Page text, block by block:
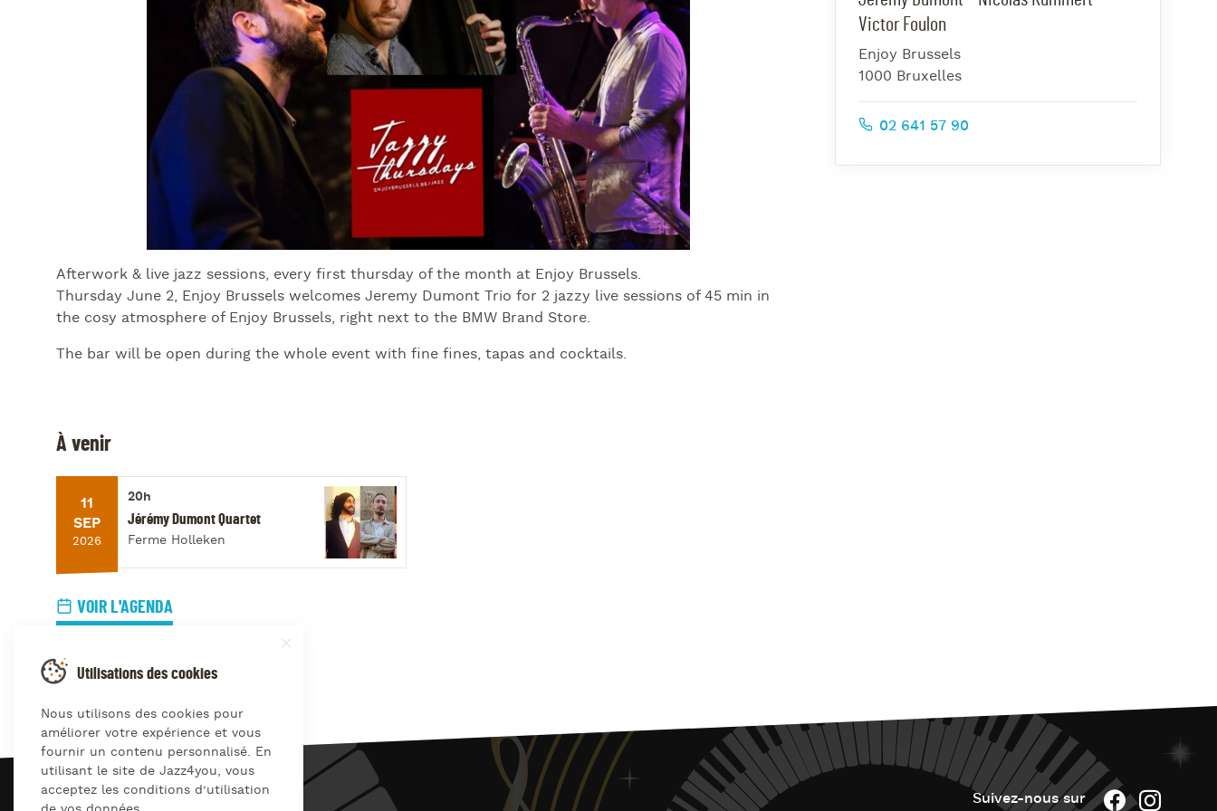
Jazz Nights
Les Midis-Jazz
Jazz au Pavillon
Jazz & Jam at CBG
Afterwork & live jazz sessions, every first thursday of the month at Enjoy Brussels.
Thursday June 2, Enjoy Brussels welcomes Jeremy Dumont Trio for 2 jazzy live sessions of 45 min in
the cosy atmosphere of Enjoy Brussels, right next to the BMW Brand Store.
The bar will be open during the whole event with fine fines, tapas and cocktails.
Victor Foulon
Enjoy Brussels
1000 Bruxelles
02 641 57 90
À venir
11
SEP
2026
20h
Jérémy Dumont Quartet
Ferme Holleken
VOIR L'AGENDA
JAZZ4YOU Suivez-nous sur
Utilisations des cookies
Nous utilisons des cookies pour
améliorer votre expérience et vous
fournir un contenu personnalisé. En
utilisant le site de Jazz4you, vous
acceptez les conditions d’utilisation